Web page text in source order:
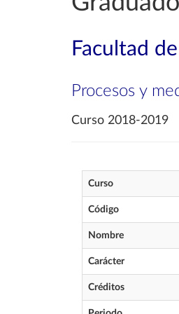
Facultad
Procesos y
Curso 2018-2019
Curso
Código
Nombre
Carácter
Créditos